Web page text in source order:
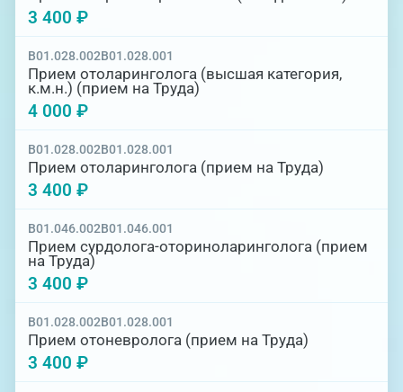
3 400 ₽
B01.028.002B01.028.001
Прием отоларинголога (высшая категория,
к.м.н.) (прием на Труда)
4 000 ₽
B01.028.002B01.028.001
Прием отоларинголога (прием на Труда)
3 400 ₽
B01.046.002B01.046.001
Прием сурдолога-оториноларинголога (прием
на Труда)
3 400 ₽
B01.028.002B01.028.001
Прием отоневролога (прием на Труда)
3 400 ₽